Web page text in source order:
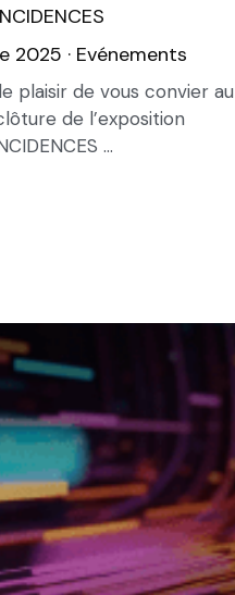
2025 · Evénements
plaisir de vous convier au
de l’exposition
...